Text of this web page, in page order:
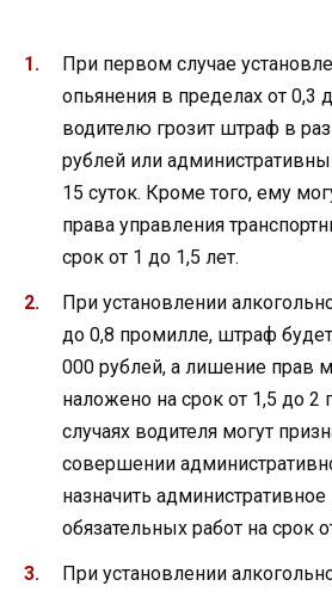
При первом случае
опьянения в пределах от 0,3
водителю грозит штраф в
рублей или
15 суток. Кроме того, ему
права управления
срок от 1 до 1,5 лет.
При установлении
до 0,8 промилле, штраф
000 рублей, а лишение прав
наложено на срок от 1,5 до 2
случаях водителя могут
совершении
назначить
обязательных работ на срок
При установлении